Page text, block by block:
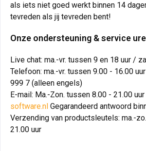
als iets niet goed werkt binnen 14
tevreden als jij tevreden bent!
Onze ondersteuning & service
Live chat: ma.-vr. tussen 9 en 18 uur /
Telefoon: ma.-vr. tussen 9.00 - 16.00
999 7 (alleen engels)
E-mail: Ma.-Zon. tussen 8.00 - 21.00 uur
software.nl Gegarandeerd antwoord
Verzending van productsleutels: ma.-
21.00 uur